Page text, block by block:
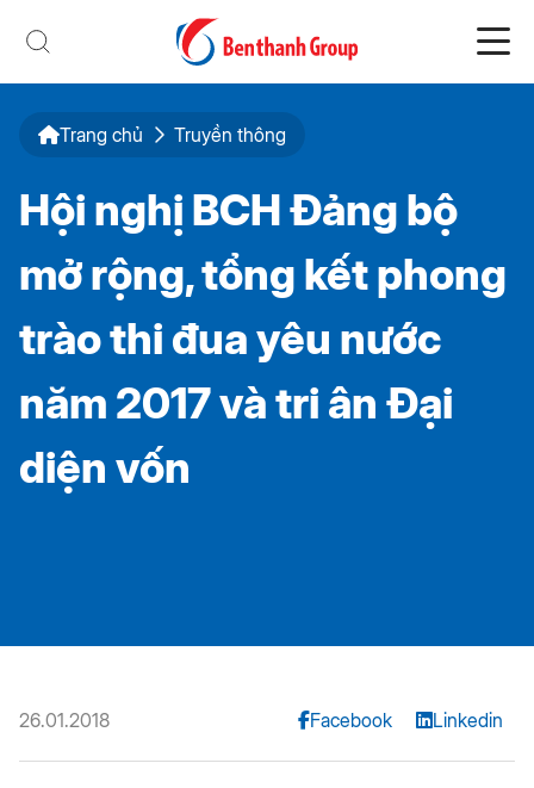
Trang chủ Truyền thông
Hội nghị BCH Đảng bộ
mở rộng, tổng kết phong
trào thi đua yêu nước
năm 2017 và tri ân Đại
diện vốn
26.01.2018 Facebook Linkedin